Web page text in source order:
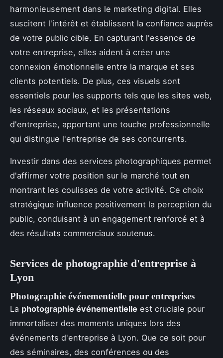
harmonieusement dans le marketing digital. Elles
suscitent l'intérêt et établissent la confiance auprès
de votre public cible. En capturant l'essence de
votre entreprise, elles aident à créer une
connexion émotionnelle entre la marque et ses
clients potentiels. De plus, ces visuels sont
essentiels pour les supports tels que les sites web,
les réseaux sociaux, et les présentations
d'entreprise, apportant une touche professionnelle
qui distingue l'entreprise de ses concurrents.
Investir dans des services photographiques permet
d'affirmer votre position sur le marché tout en
montrant les coulisses de votre activité. Ce choix
stratégique influence positivement la perception du
public, conduisant à un engagement renforcé et à
des résultats commerciaux soutenus.
Services de photographie d'entreprise à
Lyon
Photographie événementielle pour entreprises
La photographie événementielle est cruciale pour
immortaliser des moments uniques lors des
événements d'entreprise à Lyon. Que ce soit pour
des séminaires, des conférences ou des